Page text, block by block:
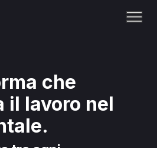
che
il lavoro nel